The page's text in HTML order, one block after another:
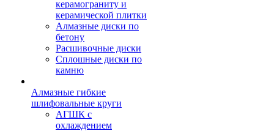
керамограниту и
керамической плитки
Алмазные диски по
бетону
Расшивочные диски
Сплошные диски по
камню
Алмазные гибкие
шлифовальные круги
АГШК с
охлаждением